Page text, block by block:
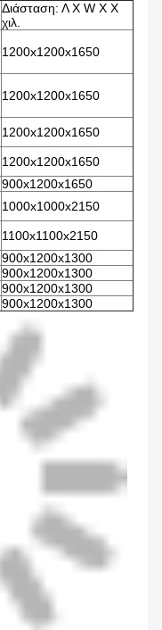
Διάσταση: Λ Χ W Χ Χ
χιλ.
1200x1200x1650
1200x1200x1650
1200x1200x1650
1200x1200x1650
900x1200x1650
1000x1000x2150
1100x1100x2150
900x1200x1300
900x1200x1300
900x1200x1300
900x1200x1300